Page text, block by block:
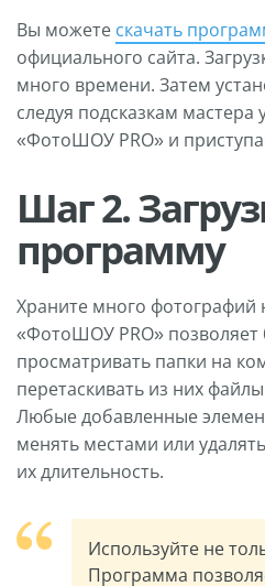
Вы можете скачать
официального сайта.
много времени. Затем
следуя подсказкам мастера
«ФотоШОУ PRO» и
Шаг 2.
программу
Храните много фотографий
«ФотоШОУ PRO» позволяет
просматривать папки на
перетаскивать из них
Любые добавленные
менять местами или
их длительность.
Используйте не
Программа